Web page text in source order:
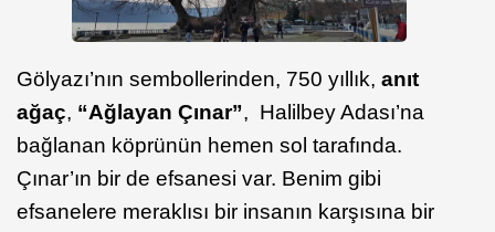
Gölyazı’nın sembollerinden, 750 yıllık, anıt
ağaç, “Ağlayan Çınar”, Halilbey Adası’na
bağlanan köprünün hemen sol tarafında.
Çınar’ın bir de efsanesi var. Benim gibi
efsanelere meraklısı bir insanın karşısına bir